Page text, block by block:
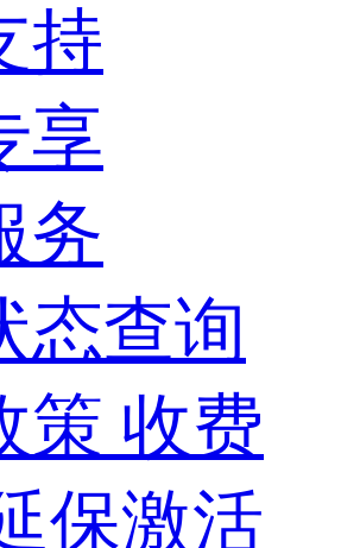
持
享
务
态查询
策 收费
保激活